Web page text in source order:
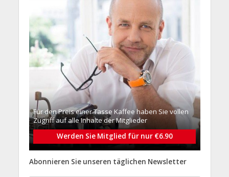
Für den Preis einer Tasse Kaffee haben Sie vollen
Zugriff auf alle Inhalte der Mitglieder
Werden Sie Mitglied für nur €6.90
Abonnieren Sie unseren täglichen Newsletter